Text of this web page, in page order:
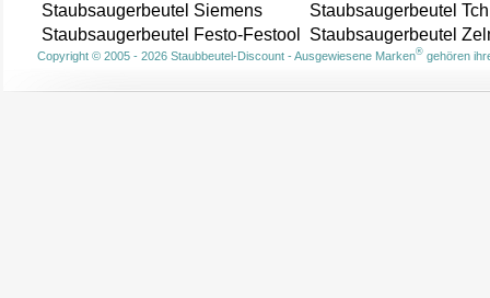
Staubsaugerbeutel Siemens
Staubsaugerbeutel
Staubsaugerbeutel Festo-Festool
Staubsaugerbeutel
Copyright © 2005 - 2026 Staubbeutel-Discount - Ausgewiesene Marken®gehören